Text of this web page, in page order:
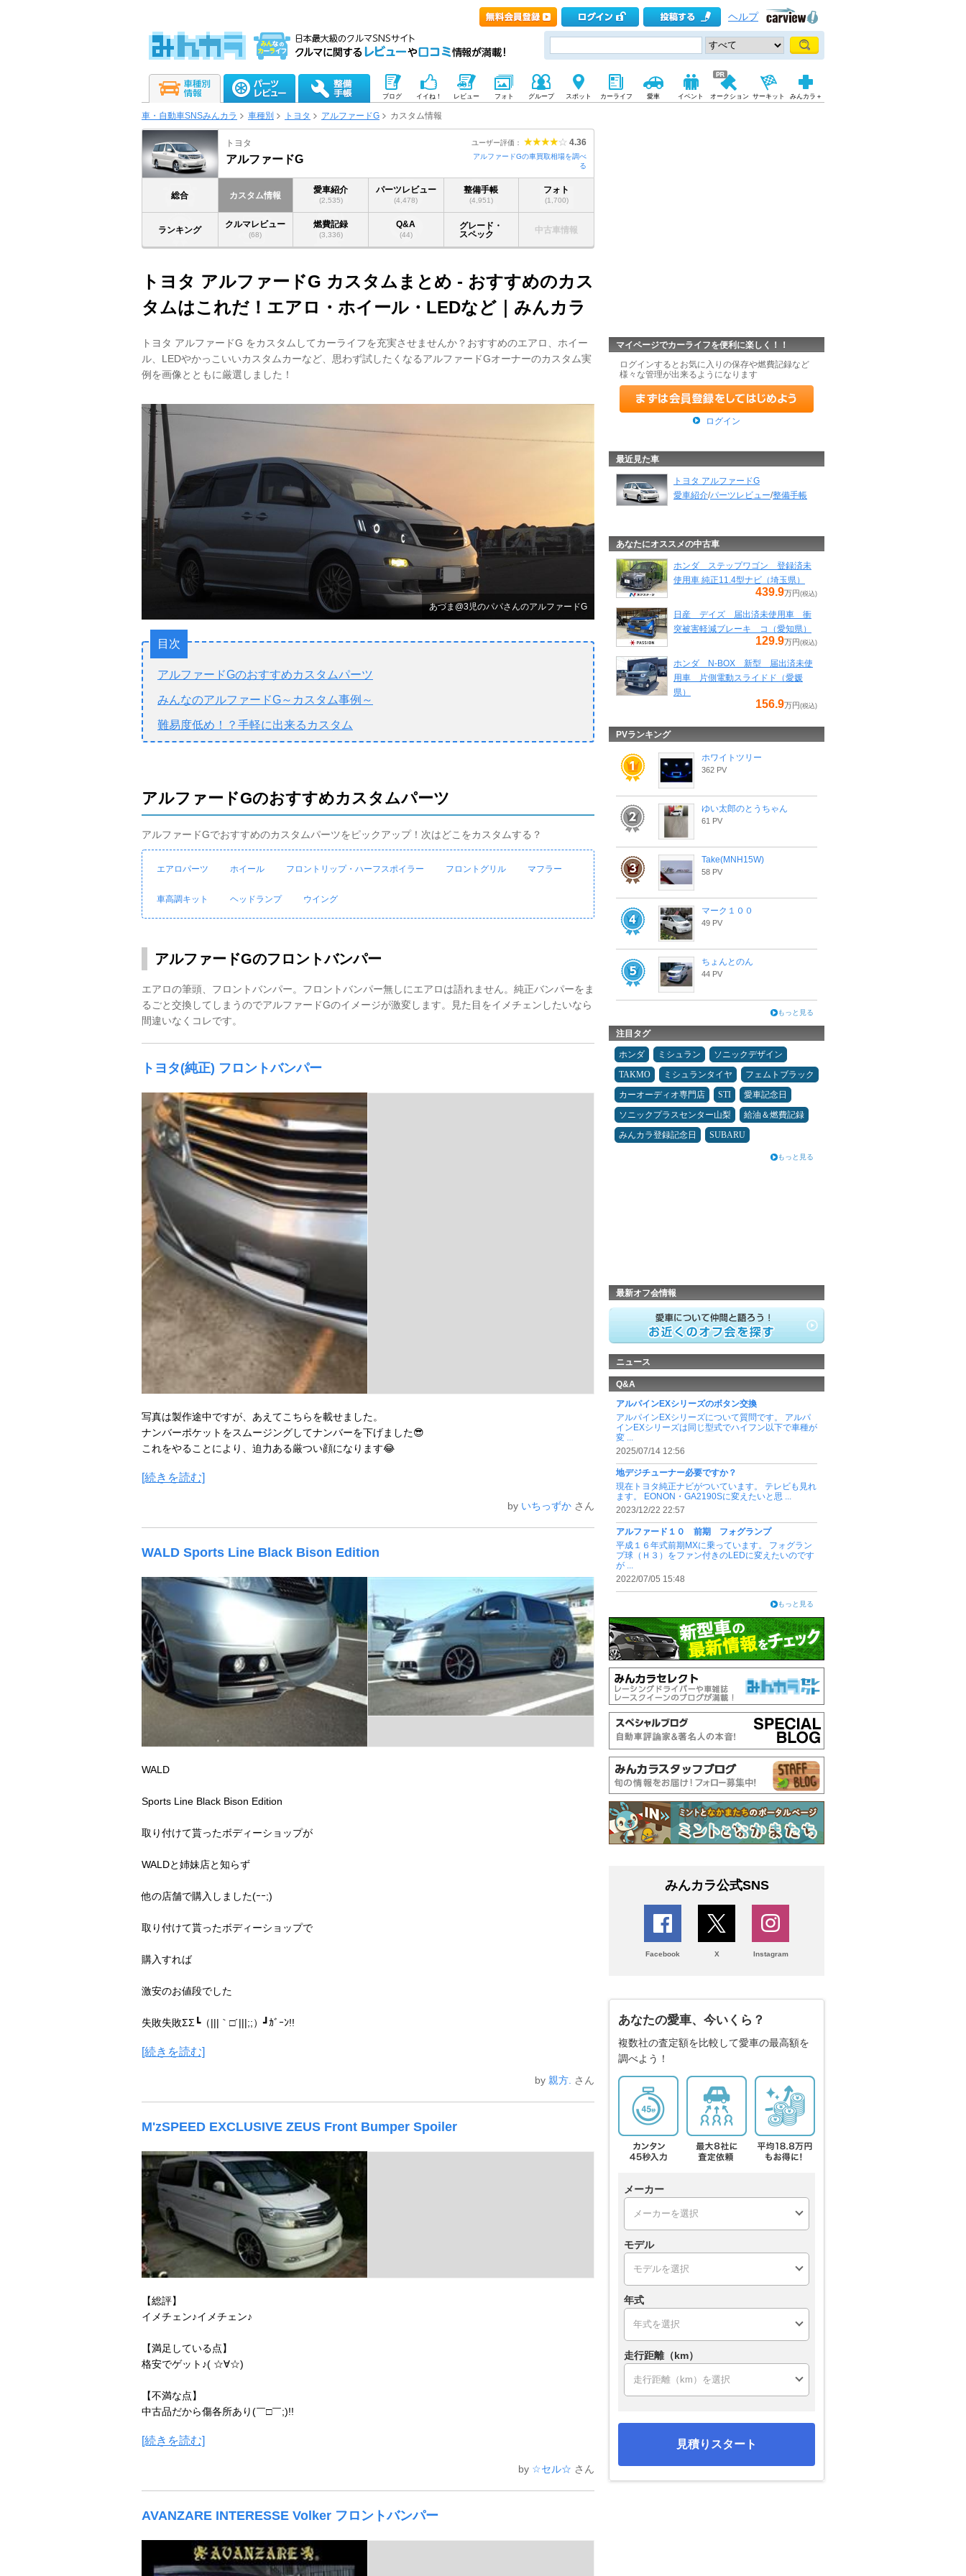
ヘルプ
ブログ イイね！ レビュー フォト グループ スポット カーライフ 愛車 イベント オークション サーキット みんカラ＋
車・自動車SNSみんカラ 車種別 トヨタ アルファードG カスタム情報
ユーザー評価： 4.36
トヨタ
アルファードG
アルファードGの車買取相場を調べ
る
総合 カスタム情報
愛車紹介
(2,535)
パーツレビュー
(4,478)
整備手帳
(4,951)
フォト
(1,700)
ランキング
クルマレビュー
(68)
燃費記録
(3,336)
Q&A
(44)
グレード・
スペック
中古車情報
トヨタ アルファードG カスタムまとめ - おすすめのカス
タムはこれだ！エアロ・ホイール・LEDなど｜みんカラ
トヨタ アルファードG をカスタムしてカーライフを充実させませんか？おすすめのエアロ、ホイー
ル、LEDやかっこいいカスタムカーなど、思わず試したくなるアルファードGオーナーのカスタム実
例を画像とともに厳選しました！
あづま@3児のパパさんのアルファードG
目次
アルファードGのおすすめカスタムパーツ
みんなのアルファードG～カスタム事例～
難易度低め！？手軽に出来るカスタム
アルファードGのおすすめカスタムパーツ
アルファードGでおすすめのカスタムパーツをピックアップ！次はどこをカスタムする？
エアロパーツ ホイール フロントリップ・ハーフスポイラー フロントグリル マフラー
車高調キット ヘッドランプ ウイング
アルファードGのフロントバンパー
エアロの筆頭、フロントバンパー。フロントバンパー無しにエアロは語れません。純正バンパーをま
るごと交換してしまうのでアルファードGのイメージが激変します。見た目をイメチェンしたいなら
間違いなくコレです。
トヨタ(純正) フロントバンパー
写真は製作途中ですが、あえてこちらを載せました。
ナンバーポケットをスムージングしてナンバーを下げました😎
これをやることにより、迫力ある厳つい顔になります😂
[続きを読む]
by いちっずか さん
WALD Sports Line Black Bison Edition
WALD
Sports Line Black Bison Edition
取り付けて貰ったボディーショップが
WALDと姉妹店と知らず
他の店舗で購入しました(ｰｰ;)
取り付けて貰ったボディーショップで
購入すれば
激安のお値段でした
失敗失敗ΣΣ┗（|||｀□´|||;;）┛ｶﾞｰﾝ!!
[続きを読む]
by 親方. さん
M'zSPEED EXCLUSIVE ZEUS Front Bumper Spoiler
【総評】
イメチェン♪イメチェン♪
【満足している点】
格安でゲット♪( ☆∀☆)
【不満な点】
中古品だから傷各所あり(￣□￣;)!!
[続きを読む]
by ☆セル☆ さん
AVANZARE INTERESSE Volker フロントバンパー
マイページでカーライフを便利に楽しく！！
ログインするとお気に入りの保存や燃費記録など
様々な管理が出来るようになります
ログイン
最近見た車
トヨタ アルファードG
愛車紹介/パーツレビュー/整備手帳
あなたにオススメの中古車
ホンダ ステップワゴン 登録済未
使用車 純正11.4型ナビ（埼玉県）
439.9万円 (税込)
日産 デイズ 届出済未使用車 衝
突被害軽減ブレーキ コ（愛知県）
129.9万円 (税込)
ホンダ N-BOX 新型 届出済未使
用車 片側電動スライドド（愛媛
県）
156.9万円 (税込)
PVランキング
ホワイトツリー
362 PV
ゆい太郎のとうちゃん
61 PV
Take(MNH15W)
58 PV
マーク１００
49 PV
ちょんとのん
44 PV
もっと見る
注目タグ
ホンダ ミシュラン
ソニックデザイン
TAKMO
ミシュランタイヤ
フェムトブラック
カーオーディオ専門店
STI
愛車記念日
ソニックプラスセンター山梨
給油＆燃費記録
みんカラ登録記念日
SUBARU
もっと見る
最新オフ会情報
ニュース
Q&A
アルパインEXシリーズのボタン交換
アルパインEXシリーズについて質問です。 アルパ
インEXシリーズは同じ型式でハイフン以下で車種が
変 ...
2025/07/14 12:56
地デジチューナー必要ですか？
現在トヨタ純正ナビがついています。 テレビも見れ
ます。 EONON・GA2190Sに変えたいと思 ...
2023/12/22 22:57
アルファード１０ 前期 フォグランプ
平成１６年式前期MXに乗っています。 フォグラン
プ球（Ｈ３）をファン付きのLEDに変えたいのです
が ...
2022/07/05 15:48
もっと見る
みんカラ公式SNS
Facebook X Instagram
あなたの愛車、今いくら？
複数社の査定額を比較して愛車の最高額を
調べよう！
メーカー
モデル
年式
走行距離（km）
見積りスタート